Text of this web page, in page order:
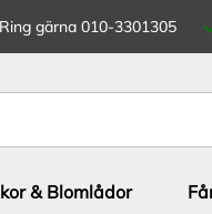
Ring gärna 010-3301305
& Blomlådor